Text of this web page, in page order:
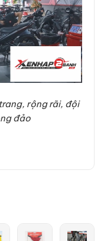
rộng rãi, đội
đảo